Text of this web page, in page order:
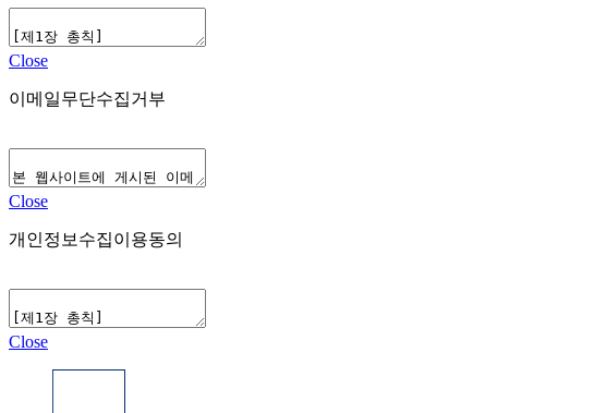
Close
이메일무단수집거부
Close
개인정보수집이용동의
Close